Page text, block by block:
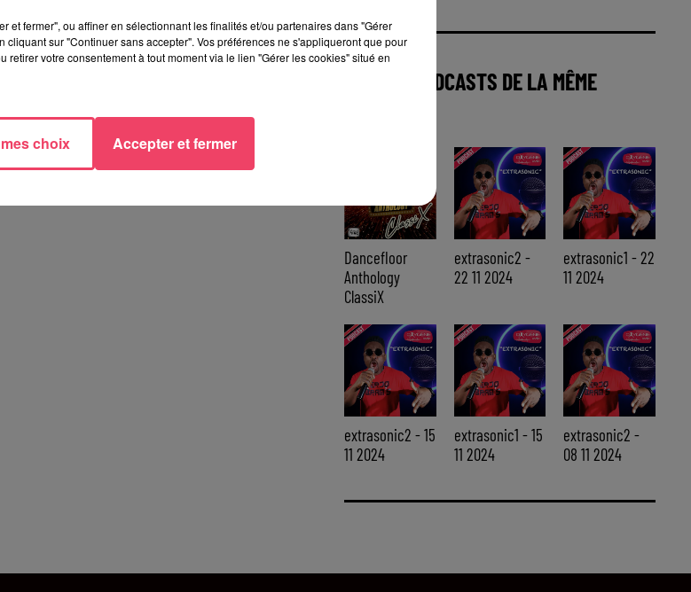
AUTRES PODCASTS DE LA MÊME
Dancefloor
Anthology
ClassiX
extrasonic2 -
22 11 2024
extrasonic1 - 22
11 2024
extrasonic2 - 15
11 2024
extrasonic1 - 15
11 2024
extrasonic2 -
08 11 2024
et fermer", ou affiner en sélectionnant les finalités et/ou partenaires dans "Gérer
cliquant sur "Continuer sans accepter". Vos préférences ne s'appliqueront que pour
retirer votre consentement à tout moment via le lien "Gérer les cookies" situé en
choix Accepter et fermer